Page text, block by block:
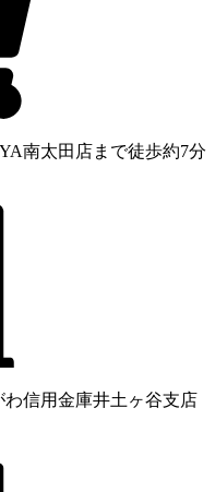
南太田店まで徒歩約7分
わ信用金庫井土ヶ谷支店